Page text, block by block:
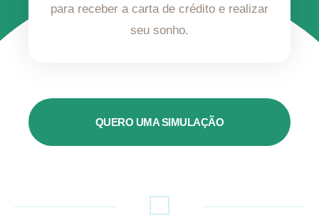
para receber a carta de crédito e realizar
seu sonho.
QUERO UMA SIMULAÇÃO